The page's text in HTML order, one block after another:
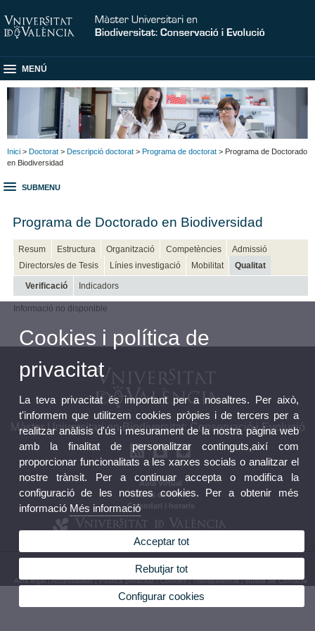
MENÚ
Inici > Doctorat > Descripció doctorat > Programa de doctorat > Programa de Doctorado
en Biodiversidad
SUBMENU
Programa de Doctorado en Biodiversidad
Resum Estructura Organització Competències
Admissió
Directors/es de Tesis
Línies investigació Mobilitat Qualitat
Verificació Indicadors
Informació no disponible
Màster Universitari en Biodiversitat: Conservació i Evolució
Aula Virtual
Guies docents
Calendari i horaris
© 2026 UV. - Av. Vicent Andrés Estellés, 19, 46100 Burjassot Espanya Tel 963544373
Avís legal|Accessibilitat|Política privacitat|Cookies|Transparència|Bùstia de Contacte
Cookies i política de
privacitat
La teva privacitat és important per a nosaltres. Per això,
t'informem que utilitzem cookies pròpies i de tercers per a
realitzar anàlisis d'ús i mesurament de la nostra pàgina web
amb la finalitat de personalitzar continguts,així com
proporcionar funcionalitats a les xarxes socials o analitzar el
nostre trànsit. Per a continuar accepta o modifica la
configuració de les nostres cookies. Per a obtenir més
informació Més informació
Acceptar tot
Rebutjar tot
Configurar cookies